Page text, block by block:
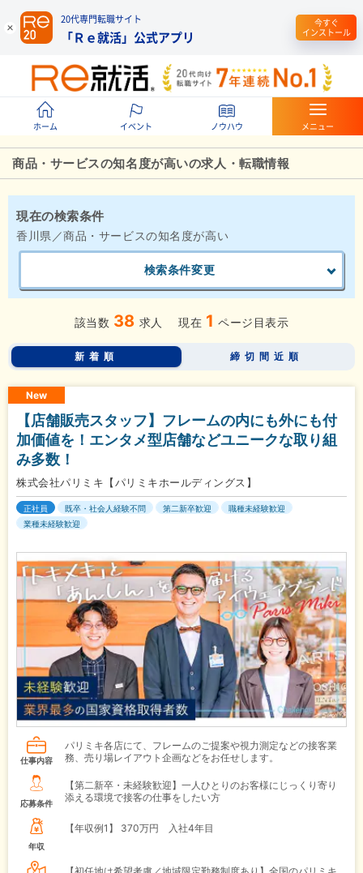
20代専門転職サイト
「Ｒｅ就活」公式アプリ
今すぐ
インストール
ホーム イベント ノウハウ メニュー
商品・サービスの知名度が高いの求人・転職情報
現在の検索条件
香川県／商品・サービスの知名度が高い
検索条件変更
該当数 38 求人 現在 1 ページ目表示
新着順 締切間近順
New
【店舗販売スタッフ】フレームの内にも外にも付
加価値を！エンタメ型店舗などユニークな取り組
み多数！
株式会社パリミキ【パリミキホールディングス】
正社員 既卒・社会人経験不問 第二新卒歓迎
職種未経験歓迎
業種未経験歓迎
仕事内容
パリミキ各店にて、フレームのご提案や視力測定などの接客業
務、売り場レイアウト企画などをお任せします。
応募条件
【第二新卒・未経験歓迎】一人ひとりのお客様にじっくり寄り
添える環境で接客の仕事をしたい方
年収
【年収例1】 370万円 入社4年目